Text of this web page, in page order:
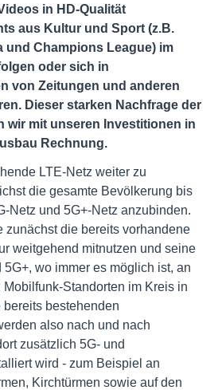
in HD-Qualität
aus Kultur und Sport (z.B.
und Champions League) im
oder sich in
von Zeitungen und anderen
Dieser starken Nachfrage der
wir mit unseren Investitionen in
Rechnung.
LTE-Netz weiter zu
die gesamte Bevölkerung bis
Netz und 5G+-Netz anzubinden.
zunächst die bereits vorhandene
weitgehend mitnutzen und seine
wo immer es möglich ist, an
Standorten im Kreis in
bestehenden
also nach und nach
zusätzlich 5G- und
wird - zum Beispiel an
Kirchtürmen sowie auf den